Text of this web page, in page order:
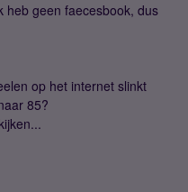
heb geen faecesbook, dus
op het internet slinkt
85?